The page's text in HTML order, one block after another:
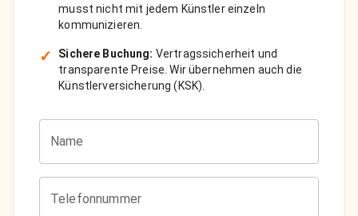
musst nicht mit jedem Künstler einzeln
kommunizieren.
✓ Sichere Buchung: Vertragssicherheit und
transparente Preise. Wir übernehmen auch die
Künstlerversicherung (KSK).
Name
Telefonnummer